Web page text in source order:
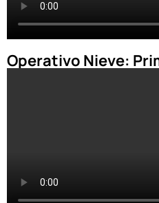
Operativo Nieve: